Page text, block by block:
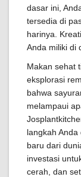
dasar ini,
tersedia di
harinya.
Anda miliki di
Makan sehat
eksplorasi
bahwa
melampaui
langkah
baru dari
investasi
cerah, dan